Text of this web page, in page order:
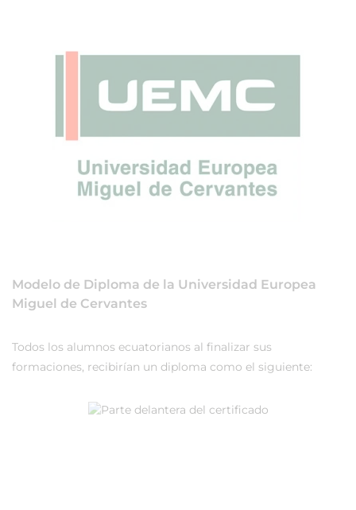
Modelo de Diploma de la Universidad Europea
Miguel de Cervantes
Todos los alumnos ecuatorianos al finalizar sus
formaciones, recibirían un diploma como el siguiente: